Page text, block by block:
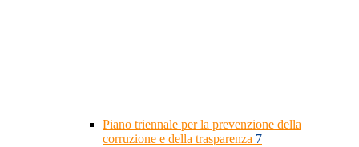
Piano triennale per la prevenzione della
corruzione e della trasparenza 7